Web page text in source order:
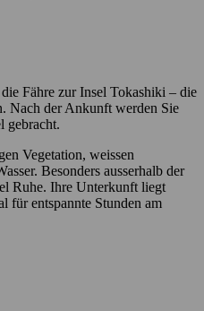
Fähre zur Insel Tokashiki – die
Nach der Ankunft werden Sie
gebracht.
Vegetation, weissen
Besonders ausserhalb der
Ruhe. Ihre Unterkunft liegt
für entspannte Stunden am